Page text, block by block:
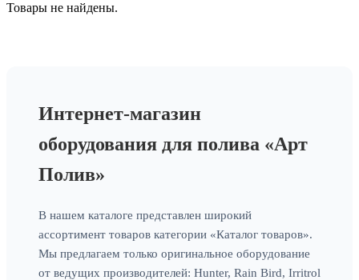
Товары не найдены.
Интернет-магазин
оборудования для полива «Арт
Полив»
В нашем каталоге представлен широкий
ассортимент товаров категории «Каталог товаров».
Мы предлагаем только оригинальное оборудование
от ведущих производителей: Hunter, Rain Bird, Irritrol